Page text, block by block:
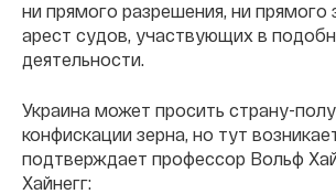
ни прямого разрешения, ни прямого
арест судов, участвующих в
деятельности.
Украина может просить страну-
конфискации зерна, но тут
подтверждает профессор Вольф
Хайнегг: